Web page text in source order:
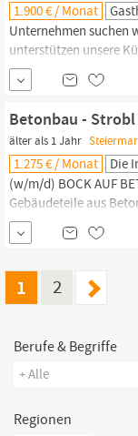
1.900 € / Monat
Unternehmen suchen
unterstützen unsere
Präsentation
abwechslungsreiche
unserem Hause
ist für uns...
Betonbau - Strobl
älter als 1 Jahr
1.275 € / Monat Die
(w/m/d) BOCK AUF
Gebäudeteile aus
Stiegen – Betonbauer
wichtige
Verständnis.
Geräten und...
1 2
Berufe & Begriffe
+ Alle
Regionen